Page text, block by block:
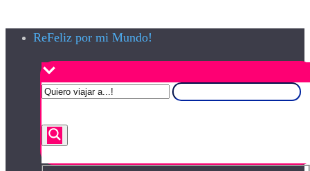
ReFeliz por mi Mundo!